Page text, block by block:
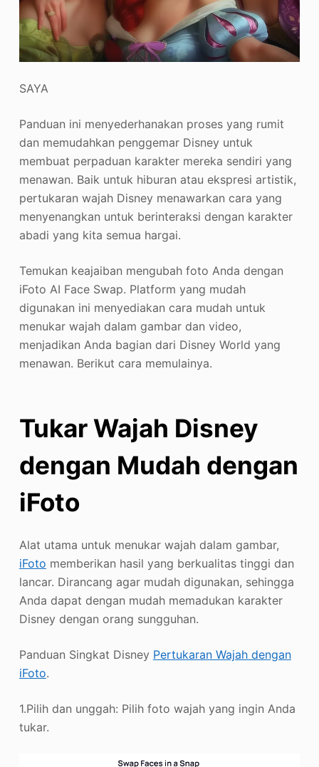
SAYA
Panduan ini menyederhanakan proses yang rumit
dan memudahkan penggemar Disney untuk
membuat perpaduan karakter mereka sendiri yang
menawan. Baik untuk hiburan atau ekspresi artistik,
pertukaran wajah Disney menawarkan cara yang
menyenangkan untuk berinteraksi dengan karakter
abadi yang kita semua hargai.
Temukan keajaiban mengubah foto Anda dengan
iFoto AI Face Swap. Platform yang mudah
digunakan ini menyediakan cara mudah untuk
menukar wajah dalam gambar dan video,
menjadikan Anda bagian dari Disney World yang
menawan. Berikut cara memulainya.
Tukar Wajah Disney
dengan Mudah dengan
iFoto
Alat utama untuk menukar wajah dalam gambar,
iFoto memberikan hasil yang berkualitas tinggi dan
lancar. Dirancang agar mudah digunakan, sehingga
Anda dapat dengan mudah memadukan karakter
Disney dengan orang sungguhan.
Panduan Singkat Disney Pertukaran Wajah dengan
iFoto.
1.Pilih dan unggah: Pilih foto wajah yang ingin Anda
tukar.